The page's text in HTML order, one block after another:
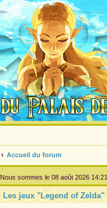
Accueil du forum
Nous sommes le 08 août 2026 14:21
Les jeux "Legend of Zelda"